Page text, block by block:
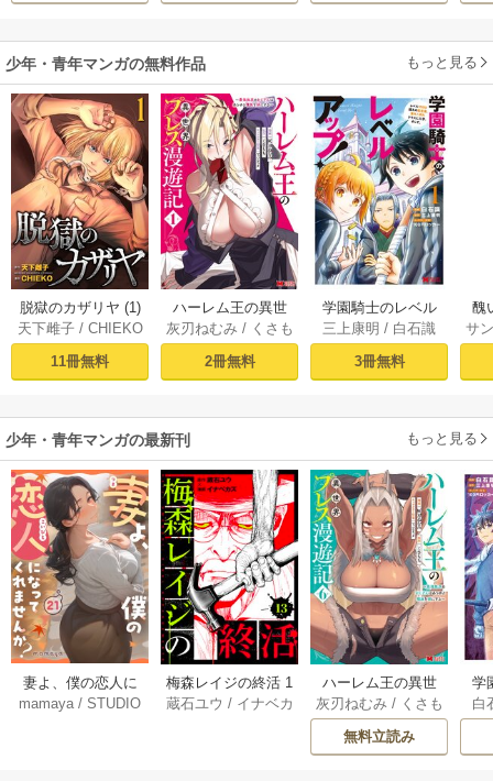
少年・青年マンガの無料作品 もっと見る
脱獄のカザリヤ (1)
天下雌子/ CHIEKO
11冊無料
ハーレム王の異世
界プレス漫遊記 ～
最強無双のおじさ
んはあらゆる種族
ミック） 1巻
灰刃ねむみ / くさも
2冊無料
学園騎士のレベル
アップ！レベル100
0超えの転生者、落
ちこぼれクラスに
（コミック） ： 1
三上康明 / 白石識
3冊無料
醜
同
サ
少年・青年マンガの最新刊 もっと見る
妻よ、僕の恋人に
なってくれません
mamaya/STUDIO
梅森レイジの終活 1
3巻
蔵石ユウ / イナベカ
ハーレム王の異世
界プレス漫遊記 ～
最強無双のおじさ
んはあらゆる種族
灰刃ねむみ / くさも
ち
無料立読み
学
ア
白